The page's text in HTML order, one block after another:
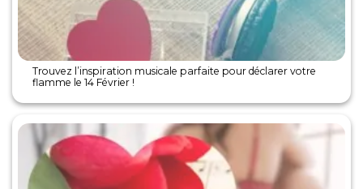
Trouvez l’inspiration musicale parfaite pour déclarer votre
flamme le 14 Février !